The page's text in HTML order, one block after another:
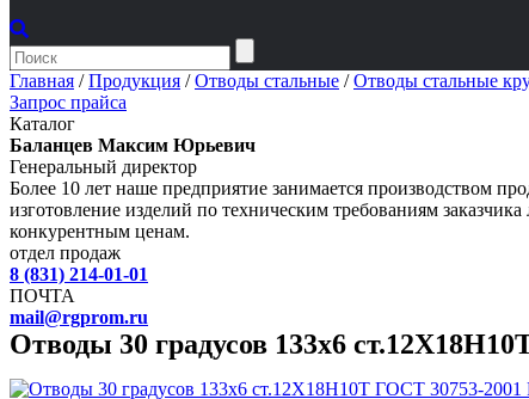
Главная /Продукция /Отводы стальные /Отводы стальные
Запрос прайса
Каталог
Баланцев Максим Юрьевич
Генеральный директор
Более 10 лет наше предприятие занимается производством
изготовление изделий по техническим требованиям
конкурентным ценам.
отдел продаж
8 (831) 214-01-01
ПОЧТА
mail@rgprom.ru
Отводы 30 градусов 133х6